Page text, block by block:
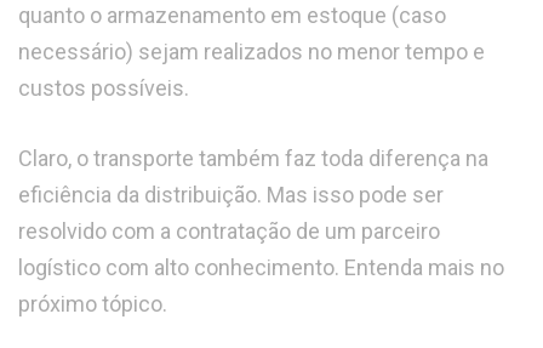
quanto o armazenamento em estoque (caso
necessário) sejam realizados no menor tempo e
custos possíveis.
Claro, o transporte também faz toda diferença na
eficiência da distribuição. Mas isso pode ser
resolvido com a contratação de um parceiro
logístico com alto conhecimento. Entenda mais no
próximo tópico.